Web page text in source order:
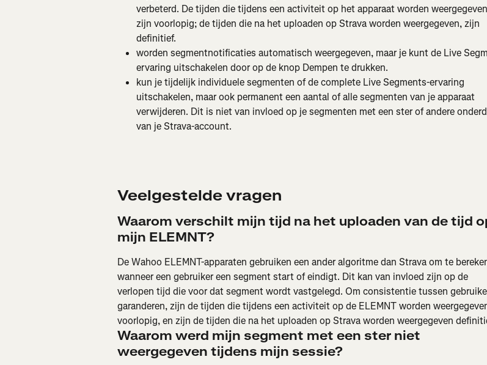
verbeterd. De tijden die tijdens een activiteit op het apparaat worden
zijn voorlopig; de tijden die na het uploaden op Strava worden weergegeven, zijn
definitief.
worden segmentnotificaties automatisch weergegeven, maar je kunt de Live
ervaring uitschakelen door op de knop Dempen te drukken.
kun je tijdelijk individuele segmenten of de complete Live Segments-ervaring
uitschakelen, maar ook permanent een aantal of alle segmenten van je apparaat
verwijderen. Dit is niet van invloed op je segmenten met een ster of andere
van je Strava-account.
Veelgestelde vragen
Waarom verschilt mijn tijd na het uploaden van de tijd
mijn ELEMNT?
De Wahoo ELEMNT-apparaten gebruiken een ander algoritme dan Strava om te
wanneer een gebruiker een segment start of eindigt. Dit kan van invloed zijn op de
verlopen tijd die voor dat segment wordt vastgelegd. Om consistentie tussen
garanderen, zijn de tijden die tijdens een activiteit op de ELEMNT worden
voorlopig, en zijn de tijden die na het uploaden op Strava worden weergegeven
Waarom werd mijn segment met een ster niet
weergegeven tijdens mijn sessie?